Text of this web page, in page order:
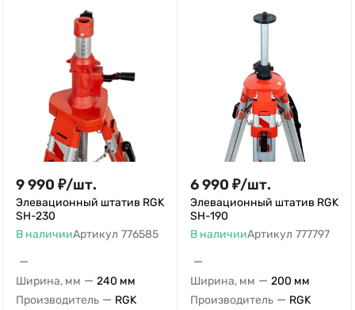
9 990 ₽/шт.
Элевационный штатив RGK
SH-230
В наличииАртикул 776585
—
Ширина, мм — 240 мм
Производитель — RGK
6 990 ₽/шт.
Элевационный штатив RGK
SH-190
В наличииАртикул 777797
—
Ширина, мм — 200 мм
Производитель — RGK